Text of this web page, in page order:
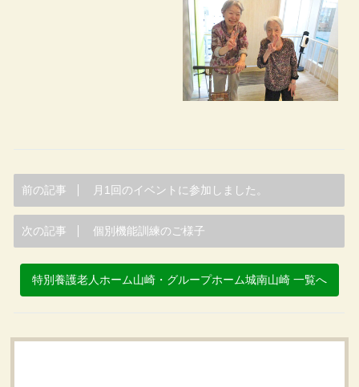
前の記事 月1回のイベントに参加しました。
次の記事 個別機能訓練のご様子
特別養護老人ホーム山崎・グループホーム城南山崎 一覧へ